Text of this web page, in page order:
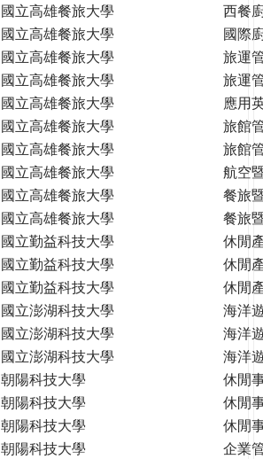
國立高雄餐旅大學
西餐
國立高雄餐旅大學
國際
國立高雄餐旅大學
旅運
國立高雄餐旅大學
旅運
國立高雄餐旅大學
應用
國立高雄餐旅大學
旅館
國立高雄餐旅大學
旅館
國立高雄餐旅大學
航空
國立高雄餐旅大學
餐旅
國立高雄餐旅大學
餐旅
國立勤益科技大學
休閒
國立勤益科技大學
休閒
國立勤益科技大學
休閒
國立澎湖科技大學
海洋
國立澎湖科技大學
海洋
國立澎湖科技大學
海洋
朝陽科技大學
休閒
朝陽科技大學
休閒
朝陽科技大學
休閒
朝陽科技大學
企業